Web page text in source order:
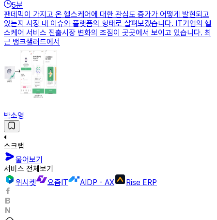
5분
팬데믹이 가지고 온 헬스케어에 대한 관심도 증가가 어떻게 발현되고
있는지 시장 내 이슈와 플랫폼의 형태로 살펴보겠습니다. IT기업의 헬
스케어 서비스 진출시장 변화의 조짐이 곳곳에서 보이고 있습니다. 최
근 뱅크샐러드에서
박소영
스크랩
물어보기
서비스 전체보기
위시켓
요즘IT AIDP - AX Rise ERP